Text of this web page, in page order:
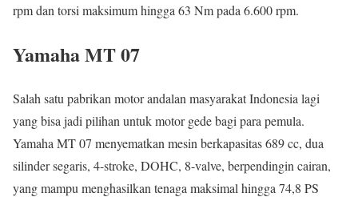
rpm dan torsi maksimum hingga 63 Nm pada 6.600 rpm.
Yamaha MT 07
Salah satu pabrikan motor andalan masyarakat Indonesia lagi
yang bisa jadi pilihan untuk motor gede bagi para pemula.
Yamaha MT 07 menyematkan mesin berkapasitas 689 cc, dua
silinder segaris, 4-stroke, DOHC, 8-valve, berpendingin cairan,
yang mampu menghasilkan tenaga maksimal hingga 74,8 PS